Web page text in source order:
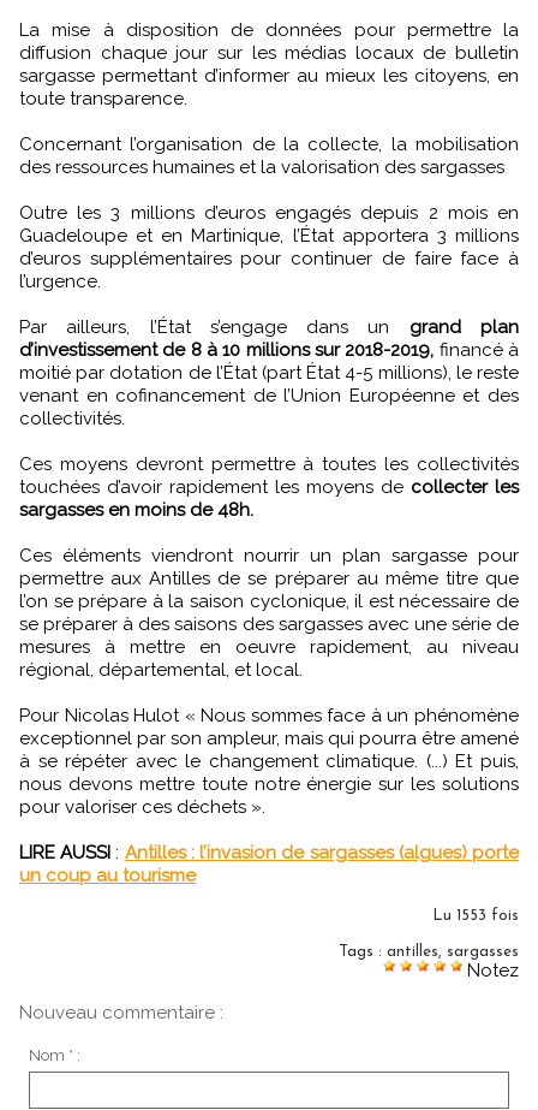
La mise à disposition de données pour permettre la
diffusion chaque jour sur les médias locaux de bulletin
sargasse permettant d’informer au mieux les citoyens, en
toute transparence.
Concernant l’organisation de la collecte, la mobilisation
des ressources humaines et la valorisation des sargasses
Outre les 3 millions d’euros engagés depuis 2 mois en
Guadeloupe et en Martinique, l’État apportera 3 millions
d’euros supplémentaires pour continuer de faire face à
l’urgence.
Par ailleurs, l’État s’engage dans un grand plan
d’investissement de 8 à 10 millions sur 2018-2019, financé à
moitié par dotation de l’État (part État 4-5 millions), le reste
venant en cofinancement de l’Union Européenne et des
collectivités.
Ces moyens devront permettre à toutes les collectivités
touchées d’avoir rapidement les moyens de collecter les
sargasses en moins de 48h.
Ces éléments viendront nourrir un plan sargasse pour
permettre aux Antilles de se préparer au même titre que
l’on se prépare à la saison cyclonique, il est nécessaire de
se préparer à des saisons des sargasses avec une série de
mesures à mettre en oeuvre rapidement, au niveau
régional, départemental, et local.
Pour Nicolas Hulot « Nous sommes face à un phénomène
exceptionnel par son ampleur, mais qui pourra être amené
à se répéter avec le changement climatique. (...) Et puis,
nous devons mettre toute notre énergie sur les solutions
pour valoriser ces déchets ».
LIRE AUSSI: Antilles : l’invasion de sargasses (algues) porte
un coup au tourisme
Lu 1553 fois
Tags : antilles, sargasses
Notez
Nouveau commentaire :
Nom * :